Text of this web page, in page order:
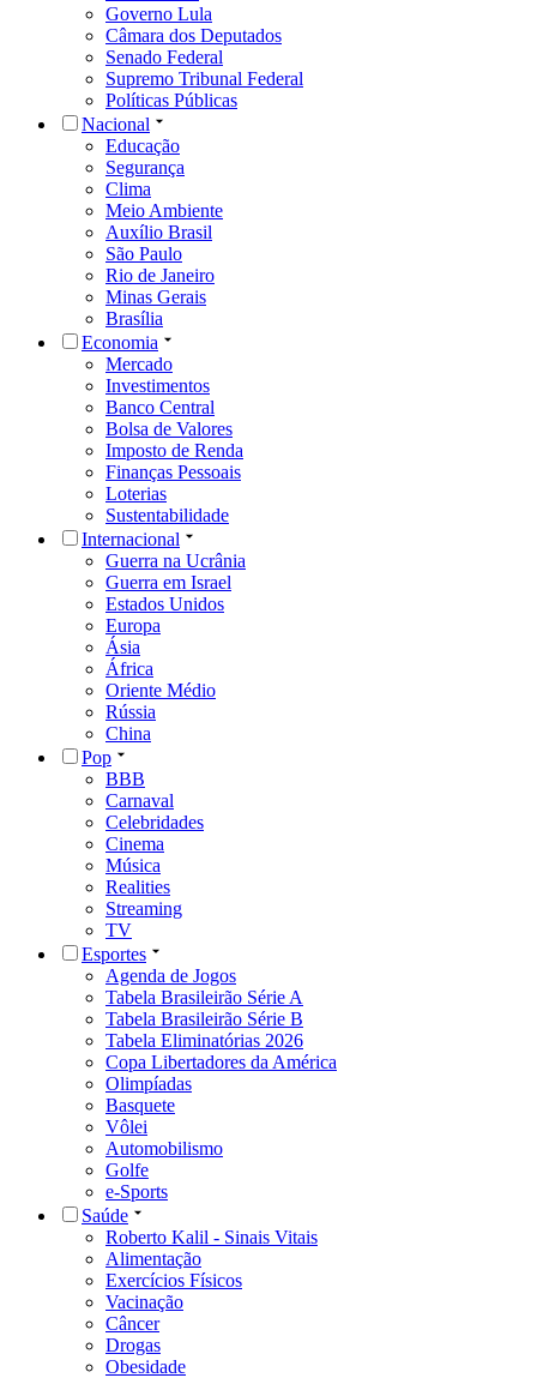
Governo Lula
Câmara dos Deputados
Senado Federal
Supremo Tribunal Federal
Políticas Públicas
Nacional
Educação
Segurança
Clima
Meio Ambiente
Auxílio Brasil
São Paulo
Rio de Janeiro
Minas Gerais
Brasília
Economia
Mercado
Investimentos
Banco Central
Bolsa de Valores
Imposto de Renda
Finanças Pessoais
Loterias
Sustentabilidade
Internacional
Guerra na Ucrânia
Guerra em Israel
Estados Unidos
Europa
Ásia
África
Oriente Médio
Rússia
China
Pop
BBB
Carnaval
Celebridades
Cinema
Música
Realities
Streaming
TV
Esportes
Agenda de Jogos
Tabela Brasileirão Série A
Tabela Brasileirão Série B
Tabela Eliminatórias 2026
Copa Libertadores da América
Olimpíadas
Basquete
Vôlei
Automobilismo
Golfe
e-Sports
Saúde
Roberto Kalil - Sinais Vitais
Alimentação
Exercícios Físicos
Vacinação
Câncer
Drogas
Obesidade